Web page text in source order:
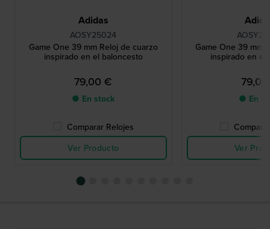
Adidas
AOSY25024
Game One 39 mm Reloj de cuarzo
inspirado en el baloncesto
79,00 €
● En stock
Comparar Relojes
Ver Producto
Game One 39 mm
inspirado en el
● En
Ver